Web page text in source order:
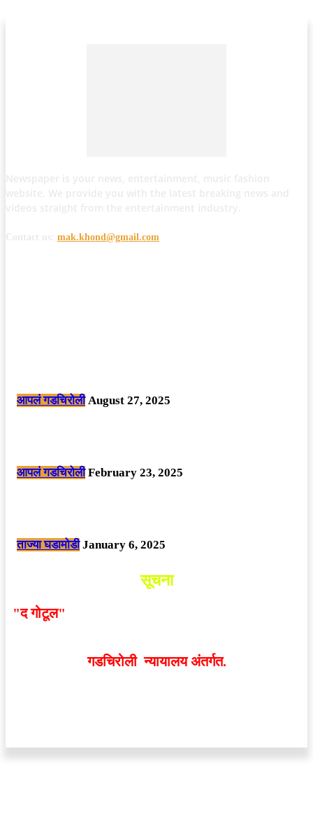
mak.khond@gmail.com
आपलं गडचिरोली August 27, 2025
आपलं गडचिरोली February 23, 2025
ताज्या घडामोडी January 6, 2025
सूचना
"द गोटूल"
गडचिरोली न्यायालय अंतर्गत.